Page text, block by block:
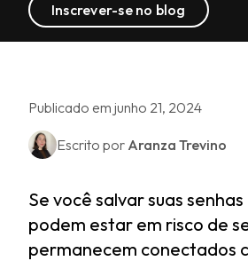
Inscrever-se no blog
Publicado em junho 21, 2024
Escrito por Aranza Trevino
Se você salvar suas senhas
podem estar em risco de
permanecem conectados